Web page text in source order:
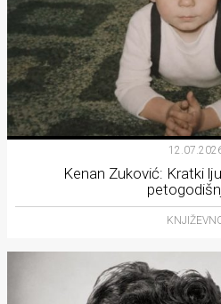
Kenan Zuković: Kratki